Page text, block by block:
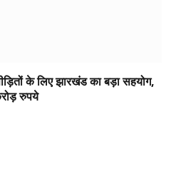
के लिए झारखंड का बड़ा सहयोग,
रुपये